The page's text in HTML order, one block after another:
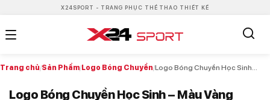
X24SPORT - TRANG PHỤC THỂ THAO THIẾT KẾ
Trang chủ/Sản Phẩm/ Logo Bóng Chuyền/ Logo Bóng Chuyền Học Sinh – Màu Vàng Xanh Năng Động
Logo Bóng Chuyền Học Sinh – Màu Vàng